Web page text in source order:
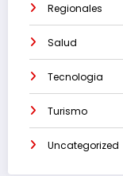
Regionales
Salud
Tecnologia
Turismo
Uncategorized